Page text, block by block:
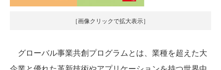
［画像クリックで拡大表示］
グローバル事業共創プログラムとは、業種を超えた大